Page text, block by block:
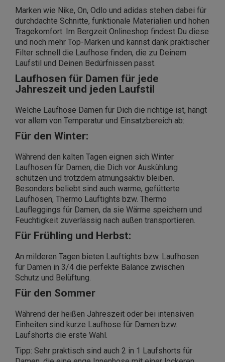
Marken wie Nike, On, Odlo und adidas stehen dabei für
durchdachte Schnitte, funktionale Materialien und hohen
Tragekomfort. Im Bergzeit Onlineshop findest Du diese
und noch mehr Top-Marken und kannst dank praktischer
Filter schnell die Laufhose finden, die zu Deinem
Laufstil und Deinen Bedürfnissen passt.
Laufhosen für Damen für jede
Jahreszeit und jeden Laufstil
Welche Laufhose Damen für Dich die richtige ist, hängt
vor allem von Temperatur und Einsatzbereich ab:
Für den Winter:
Während den kalten Tagen eignen sich Winter
Laufhosen für Damen, die Dich vor Auskühlung
schützen und trotzdem atmungsaktiv bleiben.
Besonders beliebt sind auch warme, gefütterte
Laufhosen, Thermo Lauftights bzw. Thermo
Laufleggings für Damen, da sie Wärme speichern und
Feuchtigkeit zuverlässig nach außen transportieren.
Für Frühling und Herbst:
An milderen Tagen bieten Lauftights bzw. Laufhosen
für Damen in 3/4 die perfekte Balance zwischen
Schutz und Belüftung.
Für den Sommer
Während der heißen Jahreszeit oder bei intensiven
Einheiten sind kurze Laufhose für Damen bzw.
Laufshorts die erste Wahl.
Tipp: Sehr praktisch sind auch 2 in 1 Laufshorts für